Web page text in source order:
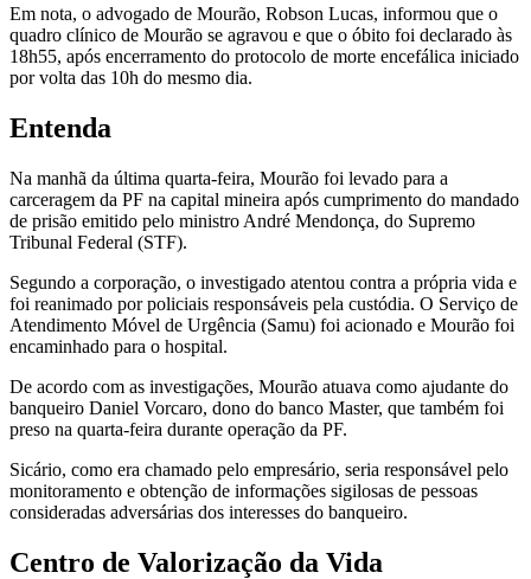
Em nota, o advogado de Mourão, Robson Lucas, informou que o
quadro clínico de Mourão se agravou e que o óbito foi declarado às
18h55, após encerramento do protocolo de morte encefálica iniciado
por volta das 10h do mesmo dia.
Entenda
Na manhã da última quarta-feira, Mourão foi levado para a
carceragem da PF na capital mineira após cumprimento do mandado
de prisão emitido pelo ministro André Mendonça, do Supremo
Tribunal Federal (STF).
Segundo a corporação, o investigado atentou contra a própria vida e
foi reanimado por policiais responsáveis pela custódia. O Serviço de
Atendimento Móvel de Urgência (Samu) foi acionado e Mourão foi
encaminhado para o hospital.
De acordo com as investigações, Mourão atuava como ajudante do
banqueiro Daniel Vorcaro, dono do banco Master, que também foi
preso na quarta-feira durante operação da PF.
Sicário, como era chamado pelo empresário, seria responsável pelo
monitoramento e obtenção de informações sigilosas de pessoas
consideradas adversárias dos interesses do banqueiro.
Centro de Valorização da Vida